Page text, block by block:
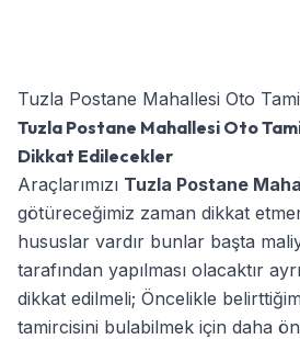
Tuzla Postane Mahallesi Oto
Tuzla Postane Mahallesi Oto
Dikkat Edilecekler
Araçlarımızı Tuzla Postane
götüreceğimiz zaman dikkat
hususlar vardır bunlar başta
tarafından yapılması olacaktır
dikkat edilmeli; Öncelikle
tamircisini bulabilmek için daha